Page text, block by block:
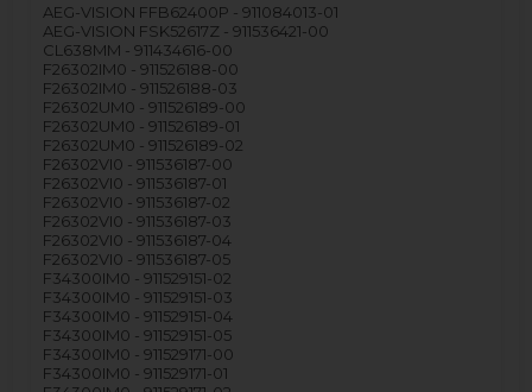
AEG-VISION FFB62400P - 911084013-01
AEG-VISION FSK52617Z - 911536421-00
CL638MM - 911434616-00
F26302IM0 - 911526188-00
F26302IM0 - 911526188-03
F26302UM0 - 911526189-00
F26302UM0 - 911526189-01
F26302UM0 - 911526189-02
F26302VI0 - 911536187-00
F26302VI0 - 911536187-01
F26302VI0 - 911536187-02
F26302VI0 - 911536187-03
F26302VI0 - 911536187-04
F26302VI0 - 911536187-05
F34300IM0 - 911529151-02
F34300IM0 - 911529151-03
F34300IM0 - 911529151-04
F34300IM0 - 911529151-05
F34300IM0 - 911529171-00
F34300IM0 - 911529171-01